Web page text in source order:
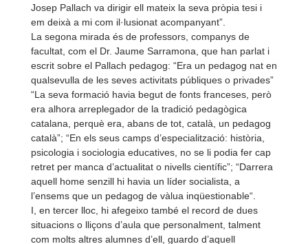
Josep Pallach va dirigir ell mateix la seva pròpia tesi i
em deixà a mi com il·lusionat acompanyant”.
La segona mirada és de professors, companys de
facultat, com el Dr. Jaume Sarramona, que han parlat i
escrit sobre el Pallach pedagog: “Era un pedagog nat en
qualsevulla de les seves activitats públiques o privades”
“La seva formació havia begut de fonts franceses, però
era alhora arreplegador de la tradició pedagògica
catalana, perquè era, abans de tot, català, un pedagog
català”; “En els seus camps d’especialització: història,
psicologia i sociologia educatives, no se li podia fer cap
retret per manca d’actualitat o nivells científic”; “Darrera
aquell home senzill hi havia un líder socialista, a
l’ensems que un pedagog de vàlua inqüestionable“.
I, en tercer lloc, hi afegeixo també el record de dues
situacions o lliçons d’aula que personalment, talment
com molts altres alumnes d’ell, guardo d’aquell